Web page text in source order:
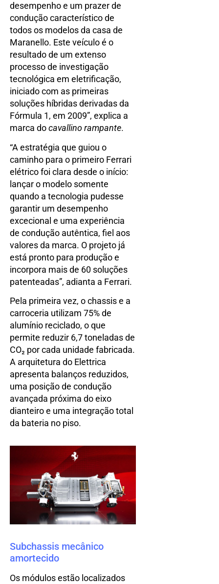
desempenho e um prazer de
condução característico de
todos os modelos da casa de
Maranello. Este veículo é o
resultado de um extenso
processo de investigação
tecnológica em eletrificação,
iniciado com as primeiras
soluções híbridas derivadas da
Fórmula 1, em 2009”, explica a
marca docavallino rampante.
“A estratégia que guiou o
caminho para o primeiro Ferrari
elétrico foi clara desde o início:
lançar o modelo somente
quando a tecnologia pudesse
garantir um desempenho
excecional e uma experiência
de condução autêntica, fiel aos
valores da marca. O projeto já
está pronto para produção e
incorpora mais de 60 soluções
patenteadas”, adianta a Ferrari.
Pela primeira vez, o chassis e a
carroceria utilizam 75% de
alumínio reciclado, o que
permite reduzir 6,7 toneladas de
CO₂ por cada unidade fabricada.
A arquitetura do Elettrica
apresenta balanços reduzidos,
uma posição de condução
avançada próxima do eixo
dianteiro e uma integração total
da bateria no piso.
Subchassis mecânico
amortecido
Os módulos estão localizados